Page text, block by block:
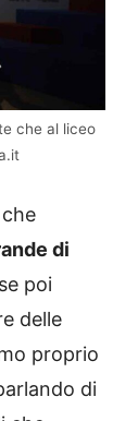
che al liceo
di
poi
delle
proprio
di